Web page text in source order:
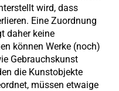
wird, dass
Eine Zuordnung
daher keine
können Werke (noch)
Gebrauchskunst
die Kunstobjekte
müssen etwaige